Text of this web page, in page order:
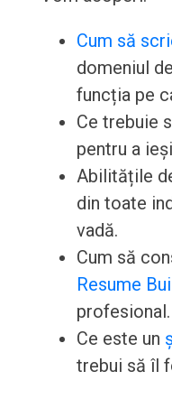
Cum să
domeniul
funcția pe
Ce trebuie
pentru a
Abilitățile
din toate
vadă.
Cum să
Resume
profesional.
Ce este un
trebui să îl